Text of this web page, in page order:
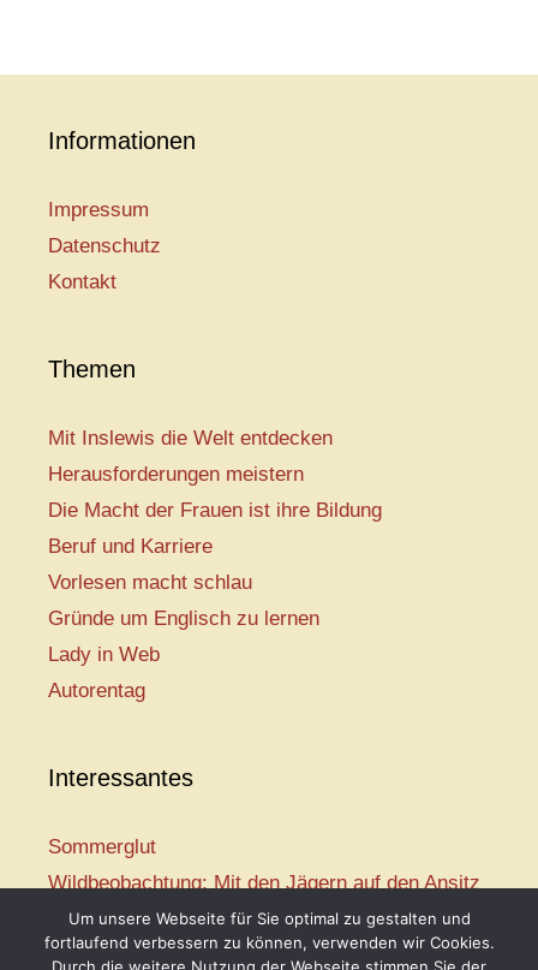
Informationen
Impressum
Datenschutz
Kontakt
Themen
Mit Inslewis die Welt entdecken
Herausforderungen meistern
Die Macht der Frauen ist ihre Bildung
Beruf und Karriere
Vorlesen macht schlau
Gründe um Englisch zu lernen
Lady in Web
Autorentag
Interessantes
Sommerglut
Wildbeobachtung: Mit den Jägern auf den Ansitz
Mir ist so heiß
Mission: Rettungsschwimmer
Um unsere Webseite für Sie optimal zu gestalten und
fortlaufend verbessern zu können, verwenden wir Cookies.